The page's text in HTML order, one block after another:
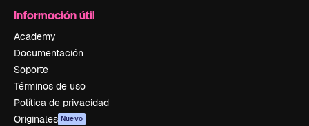
Información útil
Academy
Documentación
Soporte
Términos de uso
Política de privacidad
Originales Nuevo